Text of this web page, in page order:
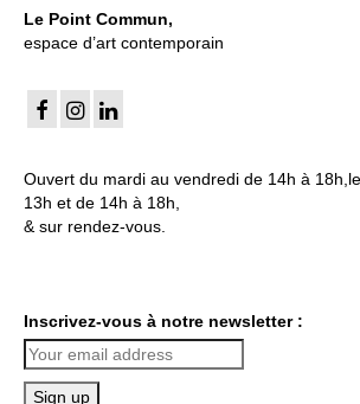
Le Point Commun,
espace d’art contemporain
Ouvert du mardi au vendredi de 14h à
13h et de 14h à 18h,
& sur rendez-vous.
Inscrivez-vous à notre newsletter :